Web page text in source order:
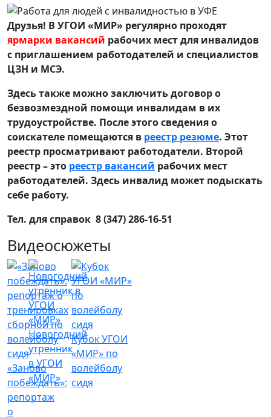
Друзья! В УГОИ «МИР» регулярно проходят
ярмарки вакансий рабочих мест для инвалидов
с приглашением работодателей и специалистов
ЦЗН и МСЭ.
Здесь также можно заключить договор о
безвозмездной помощи инвалидам в их
трудоустройстве. После этого сведения о
соискателе помещаются в реестр резюме. Этот
реестр просматривают работодатели. Второй
реестр – это реестр вакансий рабочих мест
работодателей. Здесь инвалид может подыскать
себе работу.
Тел. для справок 8 (347) 286-16-51
Видеосюжеты
«Заново
побеждать»:
репортаж
о
Новогодний
утренник
в УГОИ
«МИР»
Кубок УГОИ
«МИР» по
волейболу
сидя